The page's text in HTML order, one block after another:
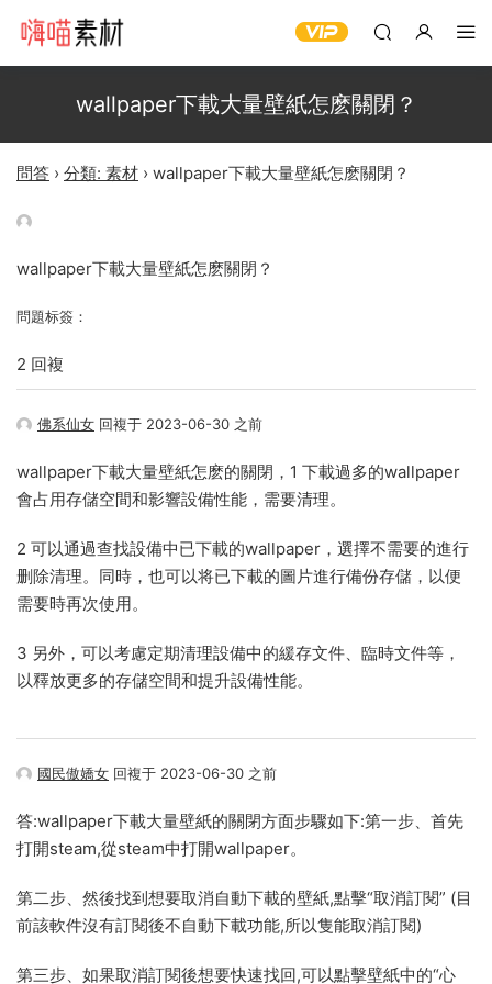
wallpaper下載大量壁紙怎麽關閉？
問答 › 分類: 素材 › wallpaper下載大量壁紙怎麽關閉？
wallpaper下載大量壁紙怎麽關閉？
問題标簽：
2 回複
佛系仙女 回複于 2023-06-30 之前
wallpaper下載大量壁紙怎麽的關閉，1 下載過多的wallpaper
會占用存儲空間和影響設備性能，需要清理。
2 可以通過查找設備中已下載的wallpaper，選擇不需要的進行
删除清理。同時，也可以将已下載的圖片進行備份存儲，以便
需要時再次使用。
3 另外，可以考慮定期清理設備中的緩存文件、臨時文件等，
以釋放更多的存儲空間和提升設備性能。
國民傲嬌女 回複于 2023-06-30 之前
答:wallpaper下載大量壁紙的關閉方面步驟如下:第一步、首先
打開steam,從steam中打開wallpaper。
第二步、然後找到想要取消自動下載的壁紙,點擊“取消訂閱” (目
前該軟件沒有訂閱後不自動下載功能,所以隻能取消訂閱)
第三步、如果取消訂閱後想要快速找回,可以點擊壁紙中的“心